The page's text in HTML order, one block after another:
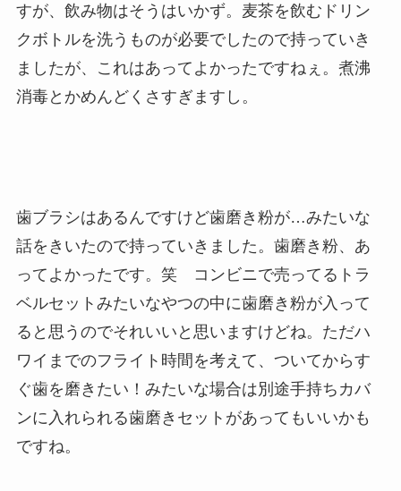
すが、飲み物はそうはいかず。麦茶を飲むドリン
クボトルを洗うものが必要でしたので持っていき
ましたが、これはあってよかったですねぇ。煮沸
消毒とかめんどくさすぎますし。
歯ブラシはあるんですけど歯磨き粉が…みたいな
話をきいたので持っていきました。歯磨き粉、あ
ってよかったです。笑 コンビニで売ってるトラ
ベルセットみたいなやつの中に歯磨き粉が入って
ると思うのでそれいいと思いますけどね。ただハ
ワイまでのフライト時間を考えて、ついてからす
ぐ歯を磨きたい！みたいな場合は別途手持ちカバ
ンに入れられる歯磨きセットがあってもいいかも
ですね。